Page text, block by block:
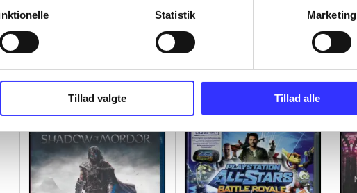
Statistik Marketing
Tillad valgte Tillad alle